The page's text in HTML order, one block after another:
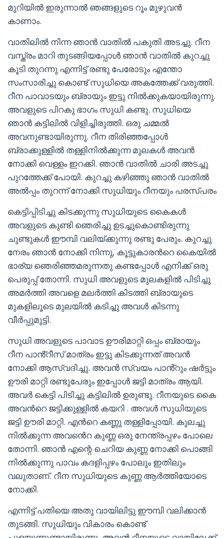
മുറിയിൽ ഇരുന്നാൽ ഞങ്ങളുടെ റൂം മുഴുവൻ
കാണാം.
വാതിലിൽ നിന്ന ഞാൻ വാതിൽ പകുതി അടച്ചു. റീന
വസ്ത്രം മാറി തുടങ്ങിയപ്പോൾ ഞാൻ വാതിൽ കുറച്ചു
കൂടി തുറന്നു എന്നിട്ട് രണ്ടു പേരോടും എന്തോ
സംസാരിച്ചു കൊണ്ട് സുധിയെ അകത്തേക്ക് വരുത്തി.
റീന പാവാടയും ബ്രായും ഇട്ടു നിൽക്കുകയായിരുന്നു.
അവളുടെ പിറകു ഭാഗം സുധി കണ്ടു. സുധിയെ
ഞാൻ കട്ടിലിൽ വിളിച്ചിരുത്തി. ഒരു ചമ്മൽ
അവനുണ്ടായിരുന്നു. റീന തിരിഞ്ഞപ്പോൾ
ബ്രാക്കുള്ളിൽ തള്ളിനിൽക്കുന്ന മുലകൾ അവൻ
നോക്കി വെള്ളം ഇറക്കി. ഞാൻ വാതിൽ ചാരി അടച്ചു
പുറത്തേക്ക് പോയി. കുറച്ചു കഴിഞ്ഞു ഞാൻ വാതിൽ
അൽപ്പം തുറന്ന് നോക്കി സുധിയും റീനയും പരസ്പരം
കെട്ടിപ്പിടിച്ചു കിടക്കുന്നു സുധിയുടെ കൈകൾ
അവളുടെ കുണ്ടി ഞെരിച്ചു ഉടച്ചുകൊണ്ടിരുന്നു
ചുണ്ടുകൾ ഈമ്പി വലിയ്ക്കുന്നു രണ്ടു പേരും. കുറച്ചു
നേരം ഞാൻ നോക്കി നിന്നു, കൂട്ടുകാരൻറെ കൈയിൽ
ഭാര്യ ഞെരിഞ്ഞമരുന്നതു കണ്ടപ്പോൾ എനിക്ക് ഒരു
പെരുപ്പ് തോന്നി. സുധി അവളുടെ മുലകളിൽ പിടിച്ചു
അമർത്തി അവളെ മലർത്തി കിടത്തി ബ്രായുടെ
മുകളിലൂടെ മുലയിൽ കടിച്ചു അവൾ കിടന്നു
വീർപ്പുമുട്ടി.
സുധി അവളുടെ പാവാട ഊരിമാറ്റി ഒപ്പം ബ്രായും
റീന പാൻ്റീസ് മാത്രം ഇട്ടു കിടക്കുന്നത് അവൻ
നോക്കി ആസ്വദിച്ചു. അവൻ സ്വയം പാൻ്റും ഷർട്ടും
ഊരി മാറ്റി രണ്ടുപേരും ഇപ്പോൾ ജട്ടി മാത്രം ആയി.
അവർ കെട്ടി പിടിച്ചു കട്ടിലിൽ ഉരുണ്ടു. റീനയുടെ കൈ
അവൻറെ ജട്ടിക്കുള്ളിൽ കയറി . അവൾ സുധിയുടെ
ജട്ടി ഊരി മാറ്റി. എൻറെ കണ്ണു തള്ളിപ്പോയി. കുലച്ചു
നിൽക്കുന്ന അവൻെറ കുണ്ണ ഒരു നേന്ത്രപ്പഴം പോലെ
തോന്നി. ഞാൻ എന്റെ ചെറിയ കുണ്ണ നോക്കി പൊങ്ങി
നിൽക്കുന്നു പാവം കദളിപ്പഴം പോലും ഇതിലും
വലുതാണ്. റീന സുധിയുടെ കുണ്ണ ആർത്തിയോടെ
നോക്കി.
എന്നിട്ട് പതിയെ അതു വായിലിട്ടു ഈമ്പി വലിക്കാൻ
തുടങ്ങി. സുധിയും വികാരം കൊണ്ട്